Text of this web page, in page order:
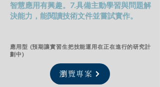
智慧應用有興趣。7.具備主動學習與問題解
決能力，能閱讀技術文件並嘗試實作。
應用型 (預期讓實習生把技能運用在正在進行的研究計
劃中)
瀏覽專案